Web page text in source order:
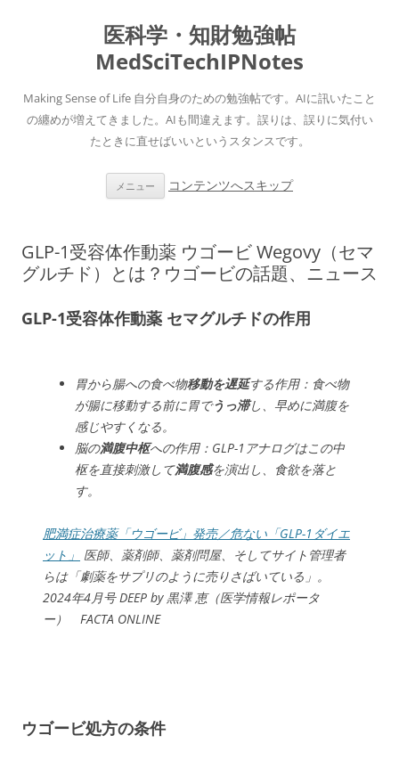
医科学・知財勉強帖
MedSciTechIPNotes
Making Sense of Life 自分自身のための勉強帖です。AIに訊いたこと
の纏めが増えてきました。AIも間違えます。誤りは、誤りに気付い
たときに直せばいいというスタンスです。
メニュー コンテンツへスキップ
GLP-1受容体作動薬 ウゴービ Wegovy（セマ
グルチド）とは？ウゴービの話題、ニュース
GLP-1受容体作動薬 セマグルチドの作用
胃から腸への食べ物移動を遅延する作用：食べ物
が腸に移動する前に胃でうっ滞し、早めに満腹を
感じやすくなる。
脳の満腹中枢への作用：GLP-1アナログはこの中
枢を直接刺激して満腹感を演出し、食欲を落と
す。
肥満症治療薬「ウゴービ」発売／危ない「GLP-1ダイエ
ット」
医師、薬剤師、薬剤問屋、そしてサイト管理者
らは「劇薬をサプリのように売りさばいている」。
2024年4月号 DEEP by 黒澤 恵（医学情報レポータ
ー） FACTA ONLINE
ウゴービ処方の条件